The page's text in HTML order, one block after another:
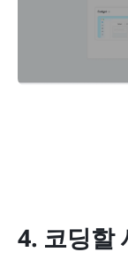
4. 코딩할